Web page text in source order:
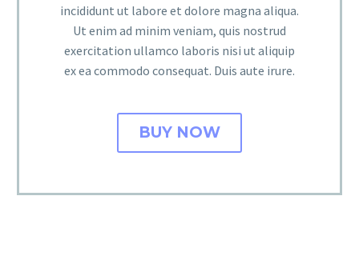
incididunt ut labore et dolore magna aliqua.
Ut enim ad minim veniam, quis nostrud
exercitation ullamco laboris nisi ut aliquip
ex ea commodo consequat. Duis aute irure.
BUY NOW